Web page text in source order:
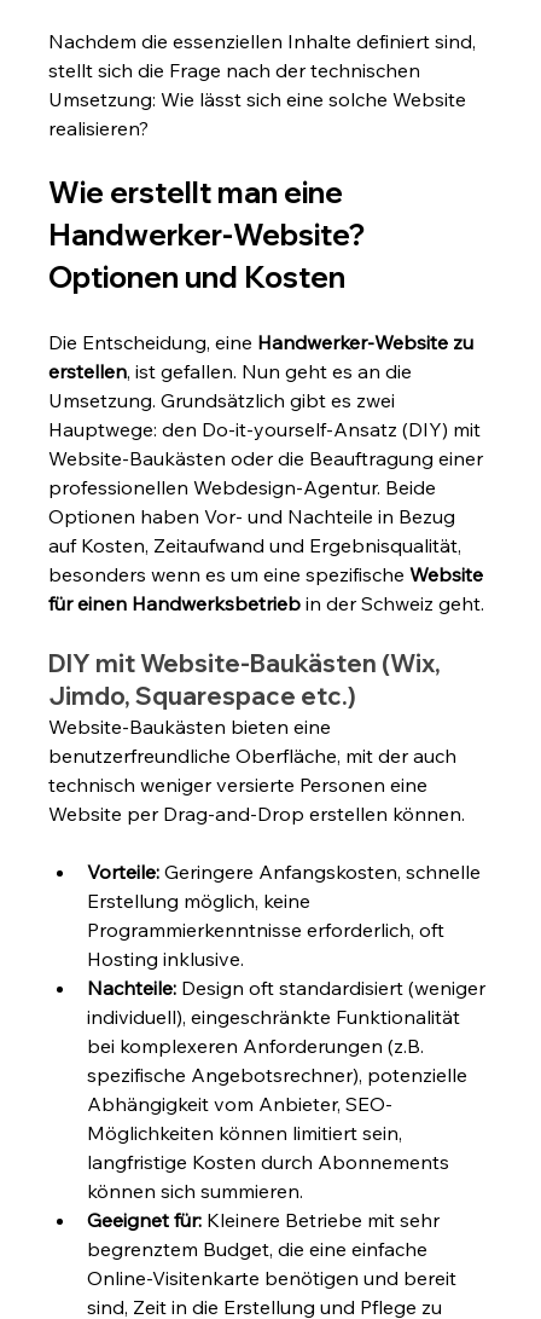
Nachdem die essenziellen Inhalte definiert sind,
stellt sich die Frage nach der technischen
Umsetzung: Wie lässt sich eine solche Website
realisieren?
Wie erstellt man eine
Handwerker-Website?
Optionen und Kosten
Die Entscheidung, eine Handwerker-Website zu
erstellen, ist gefallen. Nun geht es an die
Umsetzung. Grundsätzlich gibt es zwei
Hauptwege: den Do-it-yourself-Ansatz (DIY) mit
Website-Baukästen oder die Beauftragung einer
professionellen Webdesign-Agentur. Beide
Optionen haben Vor- und Nachteile in Bezug
auf Kosten, Zeitaufwand und Ergebnisqualität,
besonders wenn es um eine spezifische Website
für einen Handwerksbetrieb in der Schweiz geht.
DIY mit Website-Baukästen (Wix,
Jimdo, Squarespace etc.)
Website-Baukästen bieten eine
benutzerfreundliche Oberfläche, mit der auch
technisch weniger versierte Personen eine
Website per Drag-and-Drop erstellen können.
Vorteile: Geringere Anfangskosten, schnelle
Erstellung möglich, keine
Programmierkenntnisse erforderlich, oft
Hosting inklusive.
Nachteile: Design oft standardisiert (weniger
individuell), eingeschränkte Funktionalität
bei komplexeren Anforderungen (z.B.
spezifische Angebotsrechner), potenzielle
Abhängigkeit vom Anbieter, SEO-
Möglichkeiten können limitiert sein,
langfristige Kosten durch Abonnements
können sich summieren.
Geeignet für: Kleinere Betriebe mit sehr
begrenztem Budget, die eine einfache
Online-Visitenkarte benötigen und bereit
sind, Zeit in die Erstellung und Pflege zu